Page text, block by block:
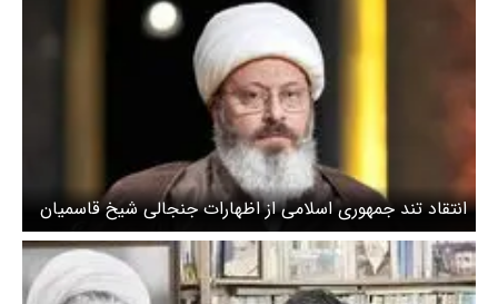
انتقاد تند جمهوری اسلامی از اظهارات جنجالی شیخ قاسمیان
/ باید دست و پا و دهان برخی را «گِل» بگیرند تا به دروازه
خودی «گُل» نزنند